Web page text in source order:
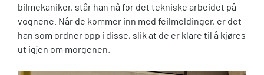
bilmekaniker, står han nå for det tekniske arbeidet på
vognene. Når de kommer inn med feilmeldinger, er det
han som ordner opp i disse, slik at de er klare til å kjøres
ut igjen om morgenen.